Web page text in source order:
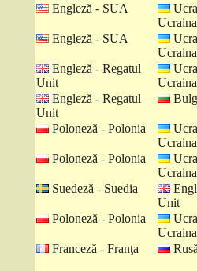
Engleză - SUA
Ucraina
Engleză - SUA
Ucraina
Engleză - Regatul
Unit
Ucraina
Engleză - Regatul
Unit
Poloneză - Polonia
Ucraina
Poloneză - Polonia
Ucraina
Suedeză - Suedia
Unit
Poloneză - Polonia
Ucraina
Franceză - Franţa